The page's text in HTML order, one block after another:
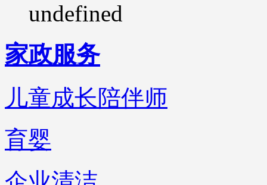
undefined
家政服务
儿童成长陪伴师
育婴